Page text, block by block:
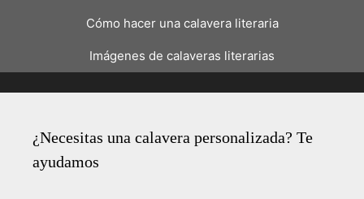
Cómo hacer una calavera literaria
Imágenes de calaveras literarias
¿Necesitas una calavera personalizada? Te
ayudamos